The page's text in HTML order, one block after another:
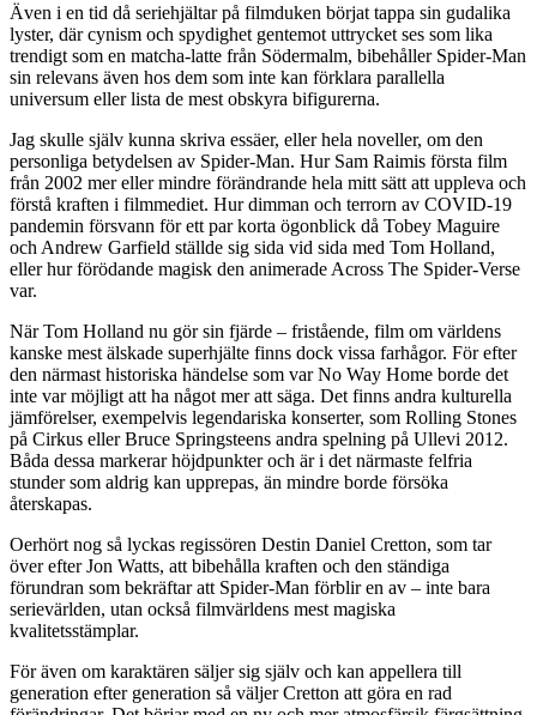
Även i en tid då seriehjältar på filmduken börjat tappa sin gudalika
lyster, där cynism och spydighet gentemot uttrycket ses som lika
trendigt som en matcha-latte från Södermalm, bibehåller Spider-Man
sin relevans även hos dem som inte kan förklara parallella
universum eller lista de mest obskyra bifigurerna.
Jag skulle själv kunna skriva essäer, eller hela noveller, om den
personliga betydelsen av Spider-Man. Hur Sam Raimis första film
från 2002 mer eller mindre förändrande hela mitt sätt att uppleva och
förstå kraften i filmmediet. Hur dimman och terrorn av COVID-19
pandemin försvann för ett par korta ögonblick då Tobey Maguire
och Andrew Garfield ställde sig sida vid sida med Tom Holland,
eller hur förödande magisk den animerade Across The Spider-Verse
var.
När Tom Holland nu gör sin fjärde – fristående, film om världens
kanske mest älskade superhjälte finns dock vissa farhågor. För efter
den närmast historiska händelse som var No Way Home borde det
inte var möjligt att ha något mer att säga. Det finns andra kulturella
jämförelser, exempelvis legendariska konserter, som Rolling Stones
på Cirkus eller Bruce Springsteens andra spelning på Ullevi 2012.
Båda dessa markerar höjdpunkter och är i det närmaste felfria
stunder som aldrig kan upprepas, än mindre borde försöka
återskapas.
Oerhört nog så lyckas regissören Destin Daniel Cretton, som tar
över efter Jon Watts, att bibehålla kraften och den ständiga
förundran som bekräftar att Spider-Man förblir en av – inte bara
serievärlden, utan också filmvärldens mest magiska
kvalitetsstämplar.
För även om karaktären säljer sig själv och kan appellera till
generation efter generation så väljer Cretton att göra en rad